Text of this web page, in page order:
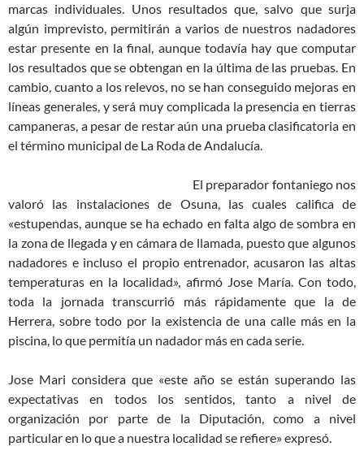
marcas individuales. Unos resultados que, salvo que surja
algún imprevisto, permitirán a varios de nuestros nadadores
estar presente en la final, aunque todavía hay que computar
los resultados que se obtengan en la última de las pruebas. En
cambio, cuanto a los relevos, no se han conseguido mejoras en
líneas generales, y será muy complicada la presencia en tierras
campaneras, a pesar de restar aún una prueba clasificatoria en
el término municipal de La Roda de Andalucía.
El preparador fontaniego nos
valoró las instalaciones de Osuna, las cuales califica de
«estupendas, aunque se ha echado en falta algo de sombra en
la zona de llegada y en cámara de llamada, puesto que algunos
nadadores e incluso el propio entrenador, acusaron las altas
temperaturas en la localidad», afirmó Jose María. Con todo,
toda la jornada transcurrió más rápidamente que la de
Herrera, sobre todo por la existencia de una calle más en la
piscina, lo que permitía un nadador más en cada serie.
Jose Mari considera que «este año se están superando las
expectativas en todos los sentidos, tanto a nivel de
organización por parte de la Diputación, como a nivel
particular en lo que a nuestra localidad se refiere» expresó.